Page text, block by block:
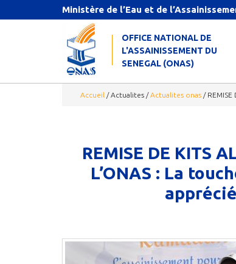
Aller au contenu principalMinistère de l’Eau et de
OFFICE NATIONAL DE
L'ASSAINISSEMENT DU
SENEGAL (ONAS)
Accueil / Actualites / Actualites onas /
REMISE DE KITS
L’ONAS : La